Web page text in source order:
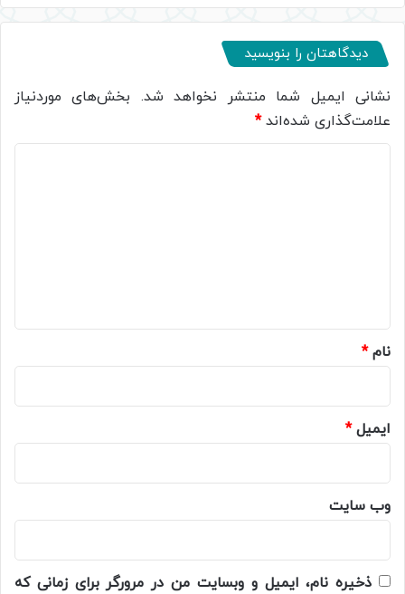
دیدگاهتان را بنویسید
نشانی ایمیل شما منتشر نخواهد شد. بخش‌های موردنیاز
علامت‌گذاری شده‌اند*
نام*
ایمیل*
وب‌ سایت
ذخیره نام، ایمیل و وبسایت من در مرورگر برای زمانی که